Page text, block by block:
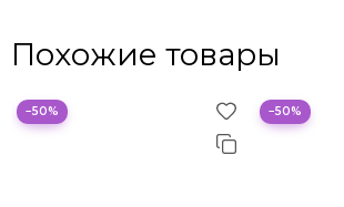
Похожие товары
−50% −50%